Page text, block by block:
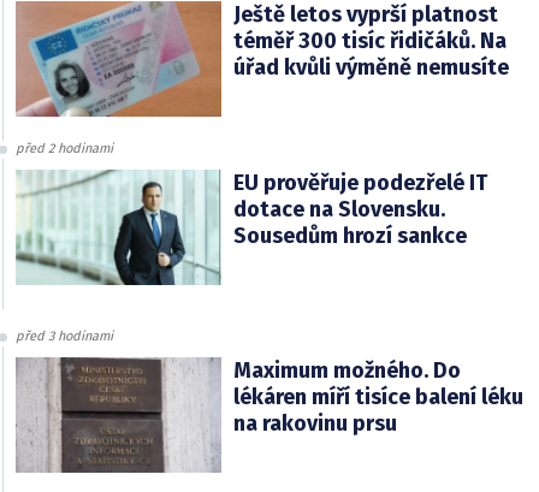
Ještě letos vyprší platnost
téměř 300 tisíc řidičáků. Na
úřad kvůli výměně nemusíte
před 2 hodinami
EU prověřuje podezřelé IT
dotace na Slovensku.
Sousedům hrozí sankce
před 3 hodinami
Maximum možného. Do
lékáren míří tisíce balení léku
na rakovinu prsu